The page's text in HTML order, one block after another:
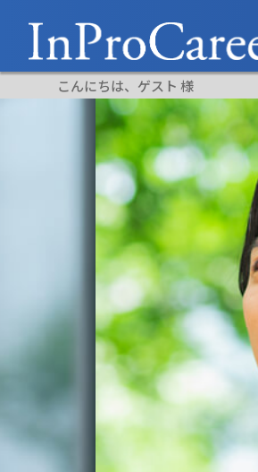
こんにちは、ゲスト 様